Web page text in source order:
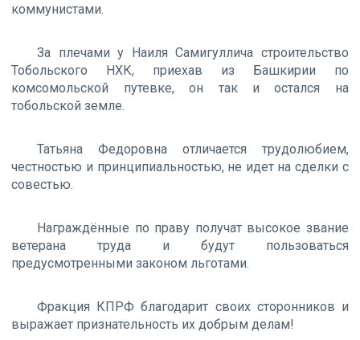
коммунистами.
За плечами у Наиля Самигуллича строительство
Тобольского НХК, приехав из Башкирии по
комсомольской путевке, он так и остался на
тобольской земле.
Татьяна Федоровна отличается трудолюбием,
честностью и принципиальностью, не идет на сделки с
совестью.
Награждённые по праву получат высокое звание
ветерана труда и будут пользоваться
предусмотренными законом льготами.
Фракция КПРФ благодарит своих сторонников и
выражает признательность их добрым делам!